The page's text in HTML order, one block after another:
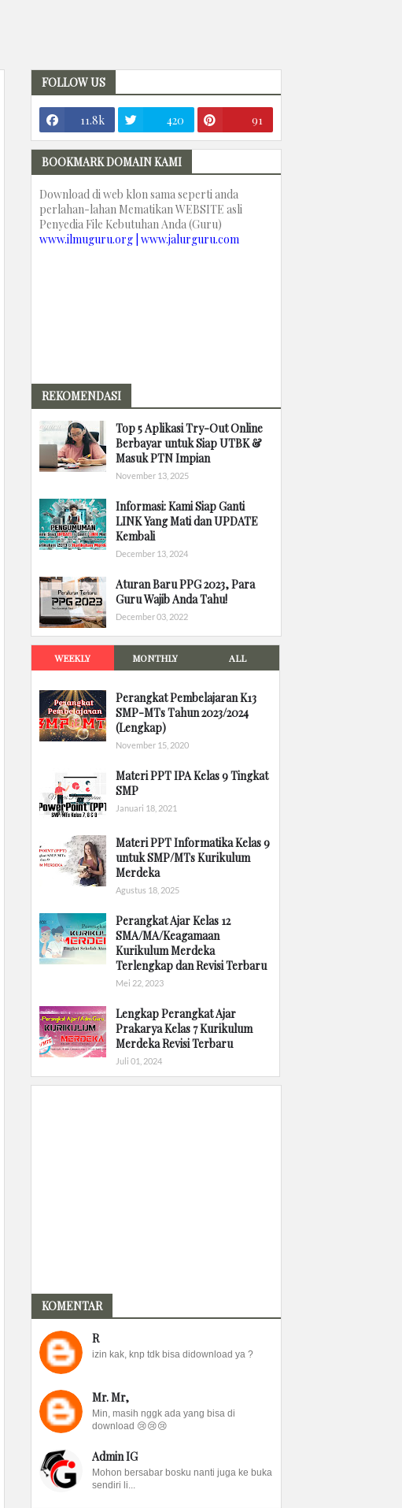
FOLLOW US
11.8k 420 91
BOOKMARK DOMAIN KAMI
Download di web klon sama seperti anda
perlahan-lahan Mematikan WEBSITE asli
Penyedia File Kebutuhan Anda (Guru)
www.ilmuguru.org | www.jalurguru.com
REKOMENDASI
Top 5 Aplikasi Try-Out Online
Berbayar untuk Siap UTBK &
Masuk PTN Impian
November 13, 2025
Informasi: Kami Siap Ganti
LINK Yang Mati dan UPDATE
Kembali
December 13, 2024
Aturan Baru PPG 2023, Para
Guru Wajib Anda Tahu!
December 03, 2022
WEEKLY MONTHLY ALL
Perangkat Pembelajaran K13
SMP-MTs Tahun 2023/2024
(Lengkap)
November 15, 2020
Materi PPT IPA Kelas 9 Tingkat
SMP
Januari 18, 2021
Materi PPT Informatika Kelas 9
untuk SMP/MTs Kurikulum
Merdeka
Agustus 18, 2025
Perangkat Ajar Kelas 12
SMA/MA/Keagamaan
Kurikulum Merdeka
Terlengkap dan Revisi Terbaru
Mei 22, 2023
Lengkap Perangkat Ajar
Prakarya Kelas 7 Kurikulum
Merdeka Revisi Terbaru
Juli 01, 2024
KOMENTAR
R
izin kak, knp tdk bisa didownload ya ?
Mr. Mr,
Min, masih nggk ada yang bisa di
download 😢😢😢
Admin IG
Mohon bersabar bosku nanti juga ke buka
sendiri li...